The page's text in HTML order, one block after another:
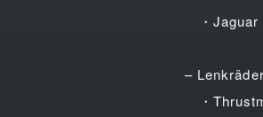
・Jaguar
– Lenkräder
・